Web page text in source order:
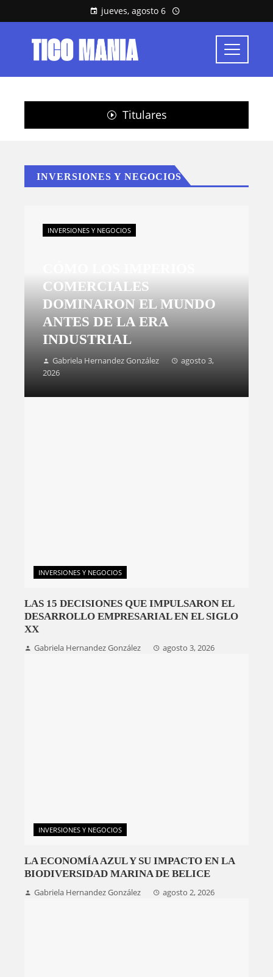
jueves, agosto 6
Titulares
INVERSIONES Y NEGOCIOS
COMERCIALES
DOMINARON EL MUNDO
ANTES DE LA ERA
INDUSTRIAL
Gabriela Hernandez González
agosto 3,
2026
INVERSIONES Y NEGOCIOS
INVERSIONES Y NEGOCIOS
LAS 15 DECISIONES QUE IMPULSARON EL
DESARROLLO EMPRESARIAL EN EL SIGLO
XX
Gabriela Hernandez González agosto 3, 2026
INVERSIONES Y NEGOCIOS
LA ECONOMÍA AZUL Y SU IMPACTO EN LA
BIODIVERSIDAD MARINA DE BELICE
Gabriela Hernandez González agosto 2, 2026